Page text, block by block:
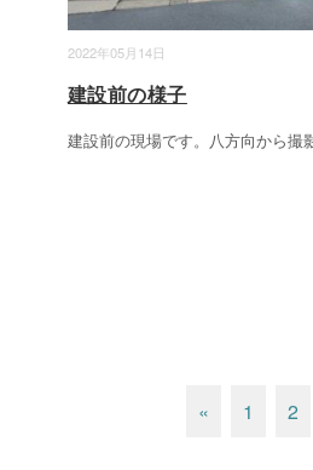
2022年05月14日
建設前の様子
建設前の現場です。八方向から撮
« 1 2